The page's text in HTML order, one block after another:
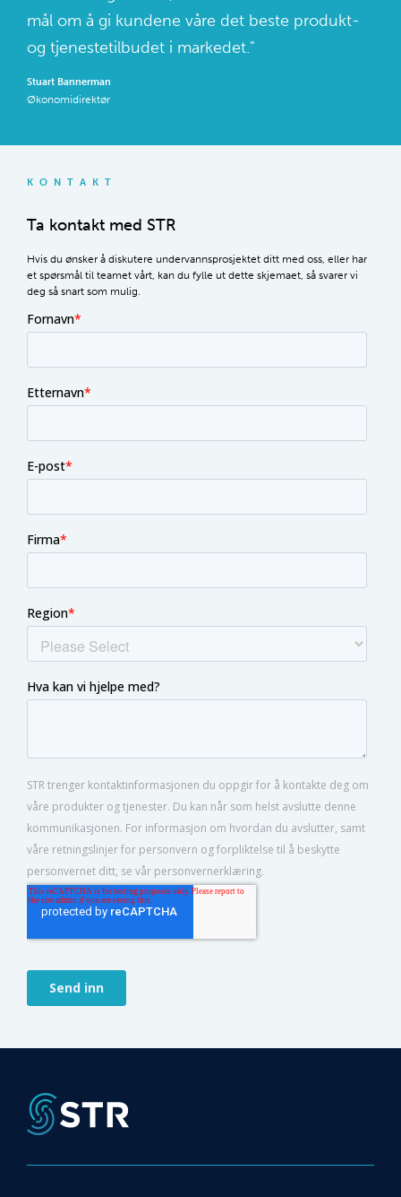
mål om å gi kundene våre det beste produkt-
og tjenestetilbudet i markedet."
Stuart Bannerman
Økonomidirektør
KONTAKT
Ta kontakt med STR
Hvis du ønsker å diskutere undervannsprosjektet ditt med oss, eller har
et spørsmål til teamet vårt, kan du fylle ut dette skjemaet, så svarer vi
deg så snart som mulig.